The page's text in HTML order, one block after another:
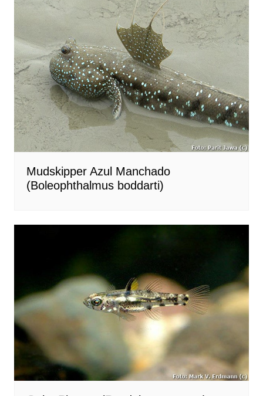
Mudskipper Azul Manchado
(Boleophthalmus boddarti)